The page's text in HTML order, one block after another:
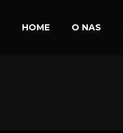
HOME O NAS